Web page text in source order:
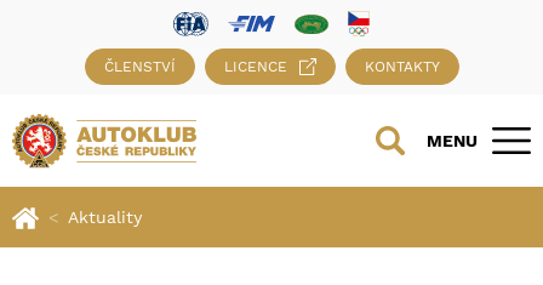
ČLENSTVÍ LICENCE KONTAKTY
MENU
Aktuality